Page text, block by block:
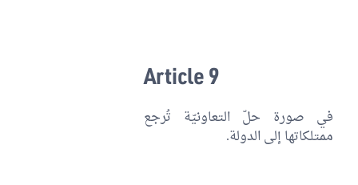
Article 9
في صورة حلّ التعاونيّة تُرجع
ممتلكاتها إلى الدولة.